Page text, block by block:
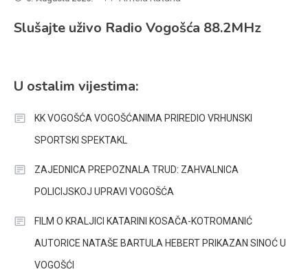
Slušajte uživo Radio Vogošća 88.2MHz
U ostalim vijestima:
KK VOGOŠĆA VOGOŠĆANIMA PRIREDIO VRHUNSKI
SPORTSKI SPEKTAKL
ZAJEDNICA PREPOZNALA TRUD: ZAHVALNICA
POLICIJSKOJ UPRAVI VOGOŠĆA
FILM O KRALJICI KATARINI KOSAČA-KOTROMANIĆ
AUTORICE NATAŠE BARTULA HEBERT PRIKAZAN SINOĆ U
VOGOŠĆI